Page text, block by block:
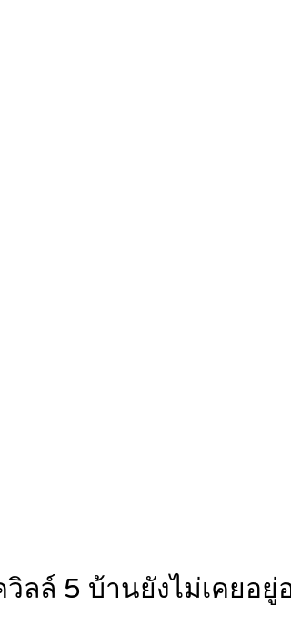
ล์ 5 บ้านยังไม่เคยอยู่